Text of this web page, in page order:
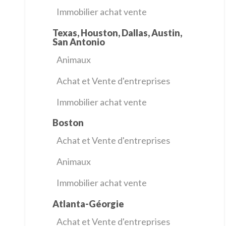
Immobilier achat vente
Texas, Houston, Dallas, Austin,
San Antonio
Animaux
Achat et Vente d'entreprises
Immobilier achat vente
Boston
Achat et Vente d'entreprises
Animaux
Immobilier achat vente
Atlanta-Géorgie
Achat et Vente d'entreprises